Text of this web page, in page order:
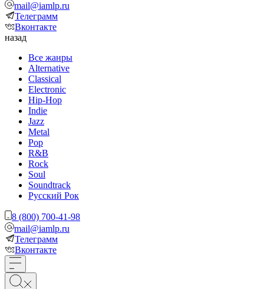
mail@iamlp.ru
Телеграмм
Вконтакте
назад
Все жанры
Alternative
Classical
Electronic
Hip-Hop
Indie
Jazz
Metal
Pop
R&B
Rock
Soul
Soundtrack
Русский Рок
8 (800) 700-41-98
mail@iamlp.ru
Телеграмм
Вконтакте